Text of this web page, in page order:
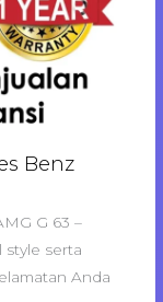
Benz
G 63 –
style serta
Anda